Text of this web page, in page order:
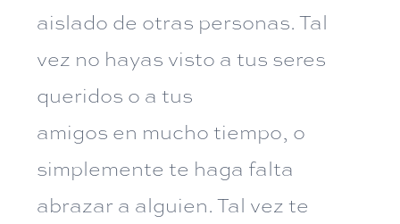
aislado de otras personas. Tal
vez no hayas visto a tus seres
queridos o a tus
amigos en mucho tiempo, o
simplemente te haga falta
abrazar a alguien. Tal vez te